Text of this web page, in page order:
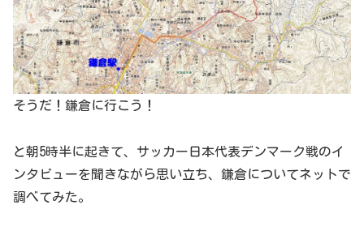
そうだ！鎌倉に行こう！
と朝5時半に起きて、サッカー日本代表デンマーク戦のイ
ンタビューを聞きながら思い立ち、鎌倉についてネットで
調べてみた。